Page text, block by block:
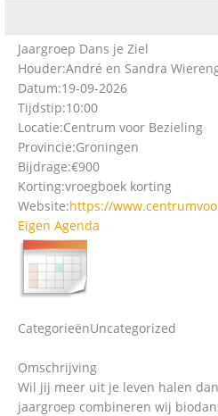
Jaargroep Dans je Ziel
Houder:André en Sandra
Datum:19-09-2026
Tijdstip:10:00
Locatie:Centrum voor Bezieling
Provincie:Groningen
Bijdrage:€900
Korting:vroegboek korting
Website:https://
Eigen Agenda
CategorieënUncategorized
Omschrijving
Wil jij meer uit je leven halen
jaargroep combineren wij